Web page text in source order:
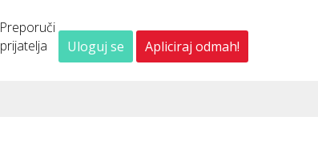
Preporuči
prijatelja
Uloguj se Apliciraj odmah!